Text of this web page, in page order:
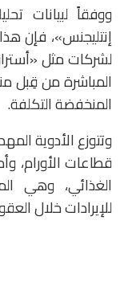
ووفقاً لبيانات
إنتليجنس»، فإن
لشركات مثل
المباشرة من قِبل
المنخفضة التكلفة.
وتتوزع الأدوية
قطاعات الأورام،
الغذائي، وهي
للإيرادات خلال